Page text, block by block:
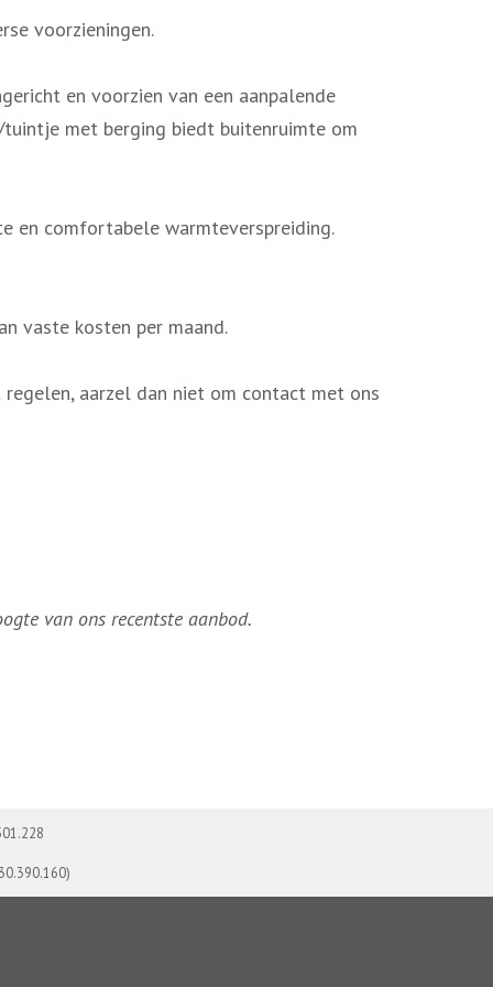
voorzieningen.
en voorzien van een aanpalende
met berging biedt buitenruimte om
en comfortabele warmteverspreiding.
vaste kosten per maand.
aarzel dan niet om contact met ons
van ons recentste aanbod.